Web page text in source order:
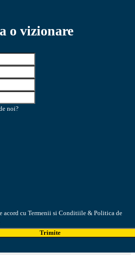
o vizionare
noi?
acord cu Termenii si Conditiile & Politica de
Trimite